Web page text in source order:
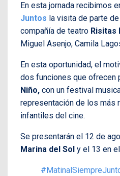
En esta jornada recibimos
Juntos la visita de parte
compañía de teatro Risitas
Miguel Asenjo, Camila
En esta oportunidad, el
dos funciones que ofrecen
Niño, con un festival
representación de los más
infantiles del cine.
Se presentarán el 12 de
Marina del Sol y el 13 en el